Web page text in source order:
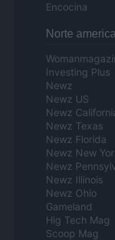
Encocina
Norte america
Investing Plus
Newz
Newz US
Newz
Newz Texas
Newz Florida
Newz New
Newz
Newz Illinois
Newz Ohio
Gameland
Hig Tech Mag
Scoop Mag